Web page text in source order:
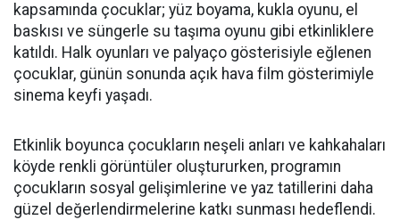
kapsamında çocuklar; yüz boyama, kukla oyunu, el
baskısı ve süngerle su taşıma oyunu gibi etkinliklere
katıldı. Halk oyunları ve palyaço gösterisiyle eğlenen
çocuklar, günün sonunda açık hava film gösterimiyle
sinema keyfi yaşadı.
Etkinlik boyunca çocukların neşeli anları ve kahkahaları
köyde renkli görüntüler oluştururken, programın
çocukların sosyal gelişimlerine ve yaz tatillerini daha
güzel değerlendirmelerine katkı sunması hedeflendi.